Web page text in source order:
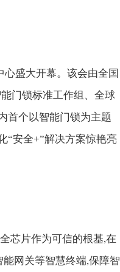
心盛大开幕。该会由全国
门锁标准工作组、全球
首个以智能门锁为主题
“安全+”解决方案惊艳亮
芯片作为可信的根基,在
能网关等智慧终端,保障智